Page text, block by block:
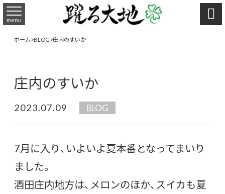
menu 
ホーム>BLOG>庄内のすいか
庄内のすいか
2023.07.09 BLOG
7月に入り、いよいよ夏本番となってまいり
ました。
酒田庄内地方は、メロンのほか、スイカも夏